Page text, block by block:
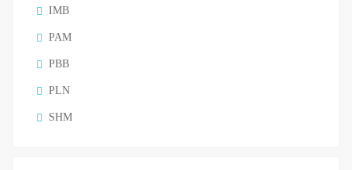
IMB
PAM
PBB
PLN
SHM